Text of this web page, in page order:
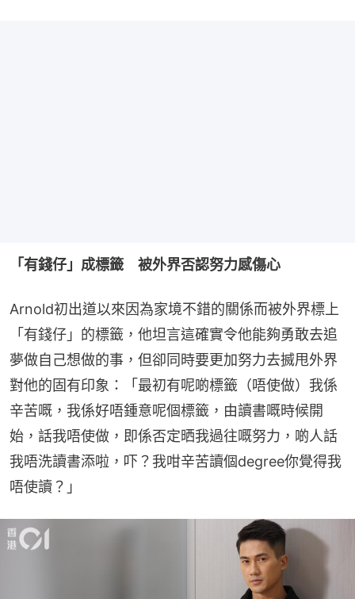
「有錢仔」成標籤　被外界否認努力感傷心
Arnold初出道以來因為家境不錯的關係而被外界標上
「有錢仔」的標籤，他坦言這確實令他能夠勇敢去追
夢做自己想做的事，但卻同時要更加努力去搣甩外界
對他的固有印象：「最初有呢啲標籤（唔使做）我係
辛苦嘅，我係好唔鍾意呢個標籤，由讀書嘅時候開
始，話我唔使做，即係否定晒我過往嘅努力，啲人話
我唔洗讀書添啦，吓？我咁辛苦讀個degree你覺得我
唔使讀？」